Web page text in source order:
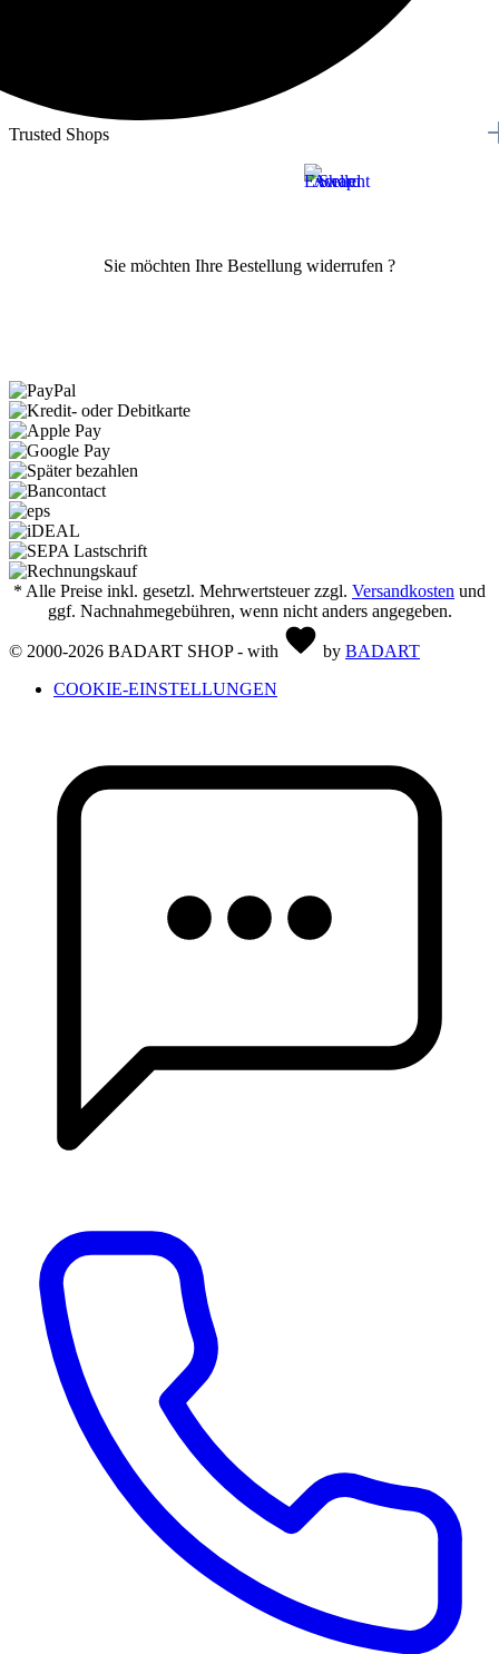
Sie möchten Ihre Bestellung widerrufen ?
Trusted Shops
* Alle Preise inkl. gesetzl. Mehrwertsteuer zzgl. Versandkosten und
ggf. Nachnahmegebühren, wenn nicht anders angegeben.
© 2000-2026 BADART SHOP - with by BADART
COOKIE-EINSTELLUNGEN